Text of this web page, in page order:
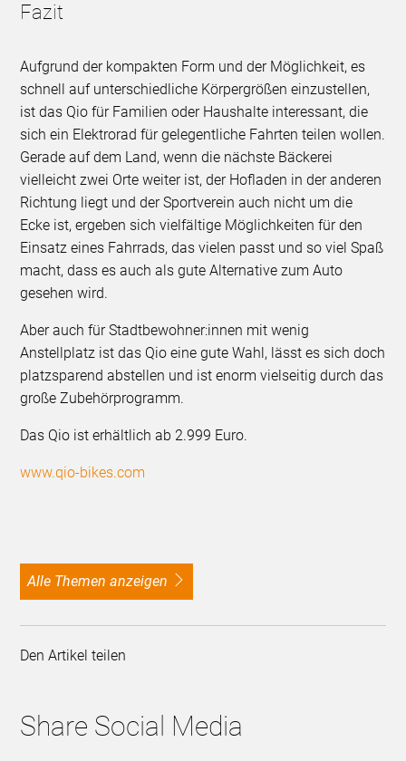
Fazit
Aufgrund der kompakten Form und der Möglichkeit, es
schnell auf unterschiedliche Körpergrößen einzustellen,
ist das Qio für Familien oder Haushalte interessant, die
sich ein Elektrorad für gelegentliche Fahrten teilen wollen.
Gerade auf dem Land, wenn die nächste Bäckerei
vielleicht zwei Orte weiter ist, der Hofladen in der anderen
Richtung liegt und der Sportverein auch nicht um die
Ecke ist, ergeben sich vielfältige Möglichkeiten für den
Einsatz eines Fahrrads, das vielen passt und so viel Spaß
macht, dass es auch als gute Alternative zum Auto
gesehen wird.
Aber auch für Stadtbewohner:innen mit wenig
Anstellplatz ist das Qio eine gute Wahl, lässt es sich doch
platzsparend abstellen und ist enorm vielseitig durch das
große Zubehörprogramm.
Das Qio ist erhältlich ab 2.999 Euro.
www.qio-bikes.com
alle Themen anzeigen
Den Artikel teilen
Share Social Media